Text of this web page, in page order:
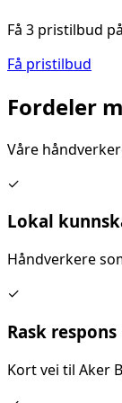
Få 3 pristilbud
Få pristilbud
Fordeler
Våre
✓
Lokal
Håndverkere
✓
Rask respons
Kort vei til Aker